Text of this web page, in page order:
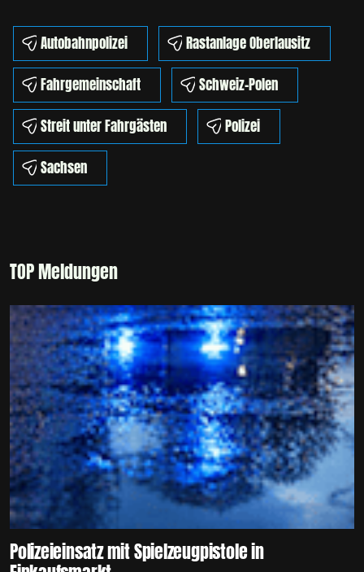
Autobahnpolizei
Rastanlage Oberlausitz
Fahrgemeinschaft
Schweiz-Polen
Streit unter Fahrgästen
Polizei
Sachsen
TOP Meldungen
Polizeieinsatz mit Spielzeugpistole in